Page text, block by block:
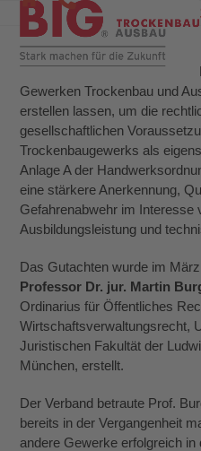
content
Open
mobile
menu
Close
mobile
menu
Gewerken Trockenbau und
erstellen lassen, um die
gesellschaftlichen
Trockenbaugewerks als
Anlage A der
eine stärkere Anerkennung,
Gefahrenabwehr im Interesse
Ausbildungsleistung und
Das Gutachten wurde im
Professor Dr. jur. Martin
Ordinarius für Öffentliches
Wirtschaftsverwaltungsrecht,
Juristischen Fakultät der
München, erstellt.
Der Verband betraute Prof.
bereits in der Vergangenheit
andere Gewerke erfolgreich in